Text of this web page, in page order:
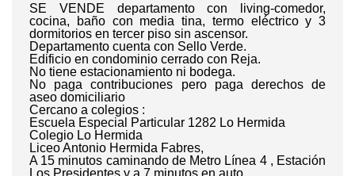
SE VENDE departamento con living-comedor,
cocina, baño con media tina, termo eléctrico y 3
dormitorios en tercer piso sin ascensor.
Departamento cuenta con Sello Verde.
Edificio en condominio cerrado con Reja.
No tiene estacionamiento ni bodega.
No paga contribuciones pero paga derechos de
aseo domiciliario
Cercano a colegios :
Escuela Especial Particular 1282 Lo Hermida
Colegio Lo Hermida
Liceo Antonio Hermida Fabres,
A 15 minutos caminando de Metro Línea 4 , Estación
Los Presidentes y a 7 minutos en auto .